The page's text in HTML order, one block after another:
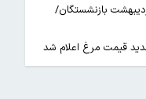
بازنشستگان/
قیمت مرغ اعلام شد